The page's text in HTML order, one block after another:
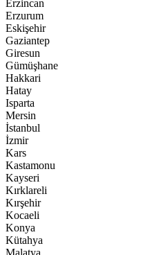
Erzincan
Erzurum
Eskişehir
Gaziantep
Giresun
Gümüşhane
Hakkari
Hatay
Isparta
Mersin
İstanbul
İzmir
Kars
Kastamonu
Kayseri
Kırklareli
Kırşehir
Kocaeli
Konya
Kütahya
Malatya